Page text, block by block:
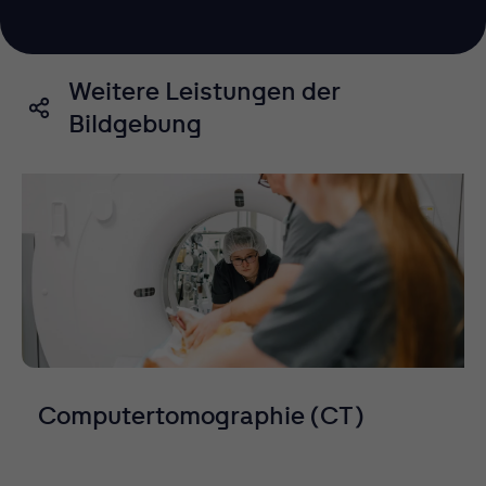
Weitere Leistungen der
Bildgebung
Computertomographie (CT)